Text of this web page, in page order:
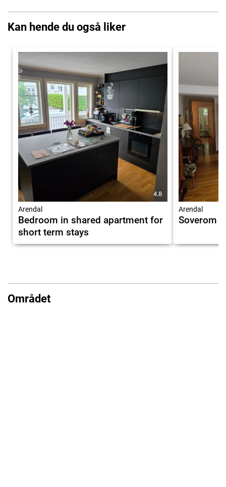
Kan hende du også liker
4.8
Arendal
Bedroom in shared apartment for
short term stays
Arendal
Soverom
Området